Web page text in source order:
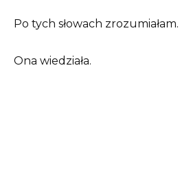
Po tych słowach zrozumiałam.
Ona wiedziała.